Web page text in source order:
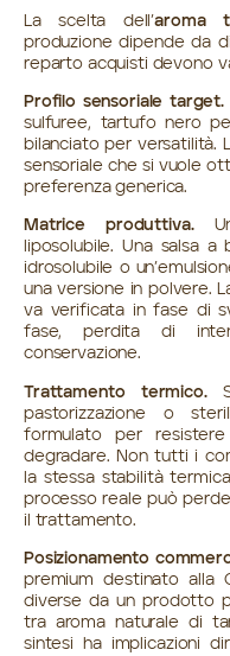
La scelta dell’aroma
produzione dipende da
reparto acquisti devono
Profilo sensoriale target.
sulfuree, tartufo nero
bilanciato per versatilità.
sensoriale che si vuole
preferenza generica.
Matrice produttiva.
liposolubile. Una salsa
idrosolubile o
una versione in polvere.
va verificata in fase di
fase, perdita di
conservazione.
Trattamento termico.
pastorizzazione o
formulato per
degradare. Non tutti i
la stessa stabilità
processo reale può
il trattamento.
Posizionamento
premium destinato alla
diverse da un prodotto
tra aroma naturale di
sintesi ha implicazioni